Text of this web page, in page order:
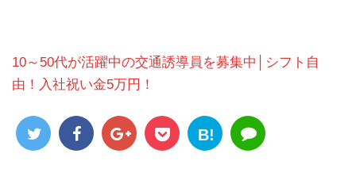
10～50代が活躍中の交通誘導員を募集中│シフト自
由！入社祝い金5万円！
B!